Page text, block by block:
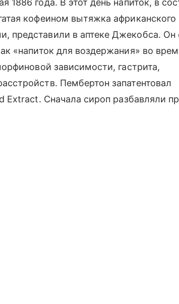
года. В этот день напиток, в
кофеином вытяжка африканского
в аптеке Джекобса. Он
«напиток для воздержания» во
зависимости, гастрита,
Пембертон запатентовал
Extract. Сначала сироп разбавляли